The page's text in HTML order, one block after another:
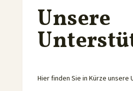
Unsere
Hier finden Sie in Kürze unsere